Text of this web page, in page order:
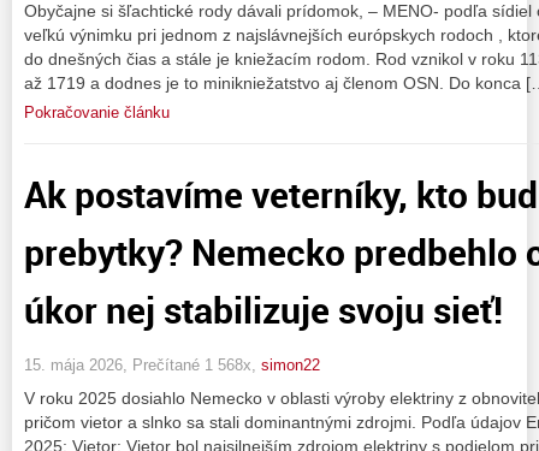
Obyčajne si šľachtické rody dávali prídomok, – MENO- podľa
veľkú výnimku pri jednom z najslávnejších európskych rodoch ,
do dnešných čias a stále je kniežacím rodom. Rod vznikol v roku
až 1719 a dodnes je to minikniežatstvo aj členom OSN. Do konca
Pokračovanie článku
Ak postavíme veterníky, kto
prebytky? Nemecko predbehlo
úkor nej stabilizuje svoju sieť!
15. mája 2026, Prečítané 1 568x, simon22
V roku 2025 dosiahlo Nemecko v oblasti výroby elektriny z
pričom vietor a slnko sa stali dominantnými zdrojmi. Podľa údajov
2025: Vietor: Vietor bol najsilnejším zdrojom elektriny s podielom